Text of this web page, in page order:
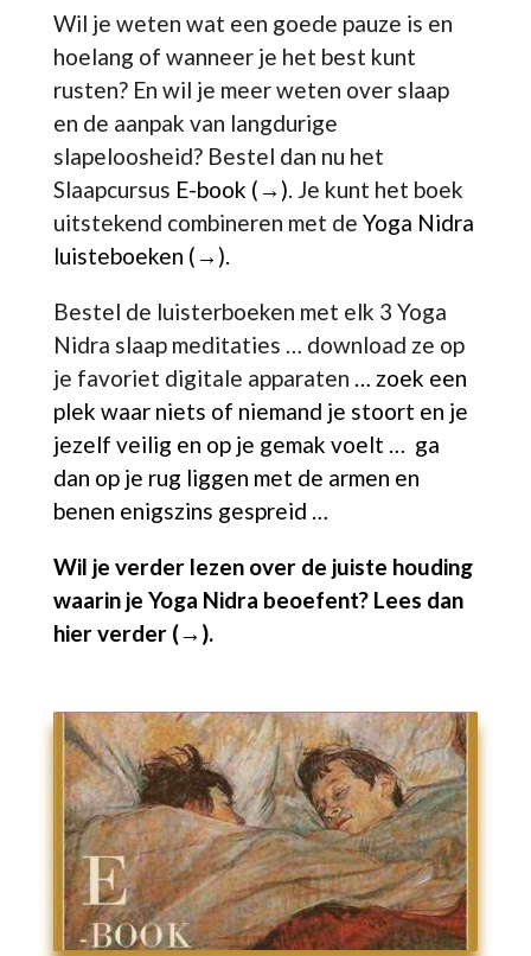
Wil je weten wat een goede pauze is en
hoelang of wanneer je het best kunt
rusten? En wil je meer weten over slaap
en de aanpak van langdurige
slapeloosheid? Bestel dan nu het
Slaapcursus E-book (→). Je kunt het boek
uitstekend combineren met de Yoga Nidra
luisteboeken (→).
Bestel de luisterboeken met elk 3 Yoga
Nidra slaap meditaties … download ze op
je favoriet digitale apparaten … zoek een
plek waar niets of niemand je stoort en je
jezelf veilig en op je gemak voelt … ga
dan op je rug liggen met de armen en
benen enigszins gespreid …
Wil je verder lezen over de juiste houding
waarin je Yoga Nidra beoefent? Lees dan
hier verder (→).